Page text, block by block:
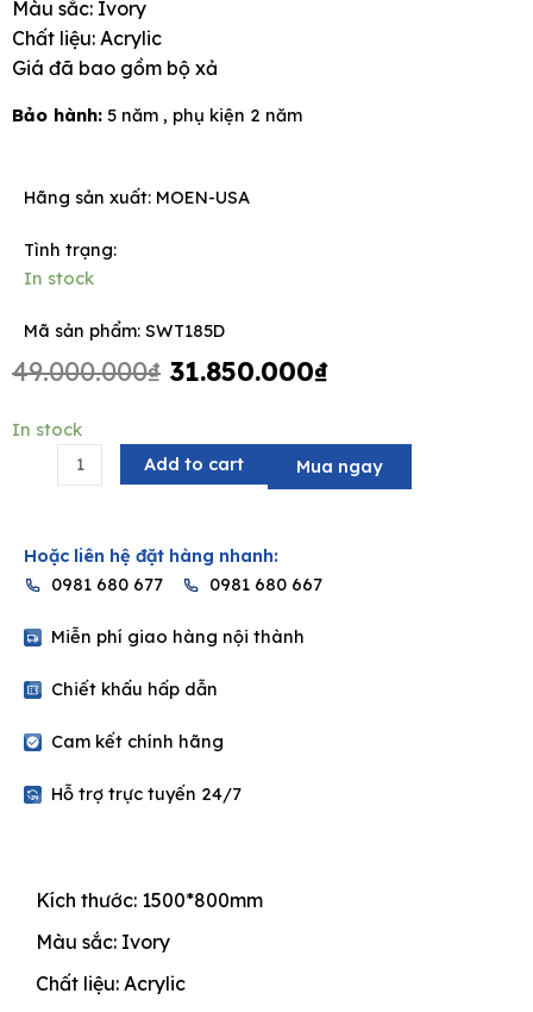
Màu sắc: Ivory
Chất liệu: Acrylic
Giá đã bao gồm bộ xả
Bảo hành: 5 năm , phụ kiện 2 năm
Hãng sản xuất: MOEN-USA
Tình trạng:
In stock
Mã sản phẩm: SWT185D
49.000.000₫ Original
49.000.000₫.
31.850.000₫Current
31.850.000₫.
In stock
Bồn
SWT185D
quantity
Add to cart Mua ngay
Hoặc liên hệ đặt hàng nhanh:
0981 680 677
0981 680 667
Miễn phí giao hàng nội thành
Chiết khấu hấp dẫn
Cam kết chính hãng
Hỗ trợ trực tuyến 24/7
Kích thước: 1500*800mm
Màu sắc: Ivory
Chất liệu: Acrylic